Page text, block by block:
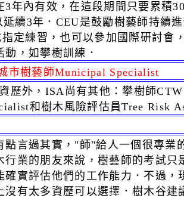
3年內有效，在這段期間只要累積
續3年．CEU是鼓勵樹藝師持續
定練習，也可以參加國際研討會
，如攀樹訓練．
市樹藝師Municipal Specialist
歷外，ISA尚有其他：攀樹師
和樹木風險評估員Tree Risk
點言過其實，"師"給人一個很專業
行業的朋友來說，樹藝師的考試只
確實評估他們的工作能力．不過，
沒有太多資歷可以選擇．樹木谷建